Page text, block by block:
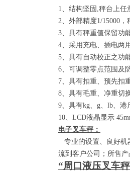
1、结构坚固 ,秤台上任
2、外部精度1/15000
3、具有秤重值保留功
4、采用充电、插电两
5、具有自动校正之功
6、可调整零点范围及
7、具有扣重、预先扣
8、具有毛重、净重切
9、具有kg、 g、 lb、港
10、 LCD液晶显示
电子叉车秤：
专业的设置、良好机
流到客户公司；所售
“周口液压叉车